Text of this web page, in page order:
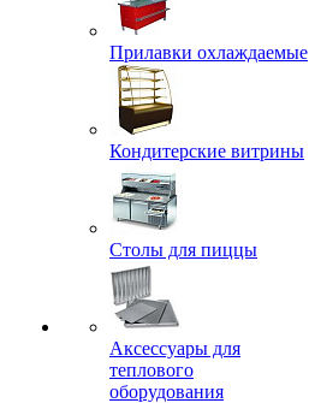
Прилавки охлаждаемые
Кондитерские витрины
Столы для пиццы
Аксессуары для
теплового
оборудования